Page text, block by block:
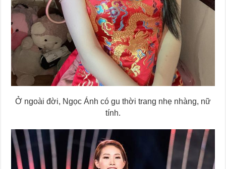
Ở ngoài đời, Ngọc Ánh có gu thời trang nhẹ nhàng, nữ
tính.